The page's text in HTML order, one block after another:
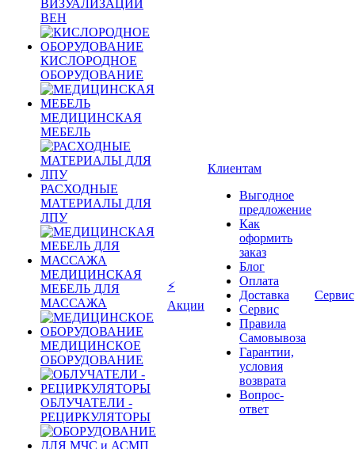
ВИЗУАЛИЗАЦИИ
ВЕН
КИСЛОРОДНОЕ
ОБОРУДОВАНИЕ
МЕДИЦИНСКАЯ
МЕБЕЛЬ
РАСХОДНЫЕ
МАТЕРИАЛЫ ДЛЯ
ЛПУ
МЕДИЦИНСКАЯ
МЕБЕЛЬ ДЛЯ
МАССАЖА
МЕДИЦИНСКОЕ
ОБОРУДОВАНИЕ
ОБЛУЧАТЕЛИ -
РЕЦИРКУЛЯТОРЫ
⚡
Акции
Клиентам
Выгодное
предложение
Как
оформить
заказ
Блог
Оплата
Доставка
Сервис
Правила
Самовывоза
Гарантии,
условия
возврата
Вопрос-
ответ
Сервис